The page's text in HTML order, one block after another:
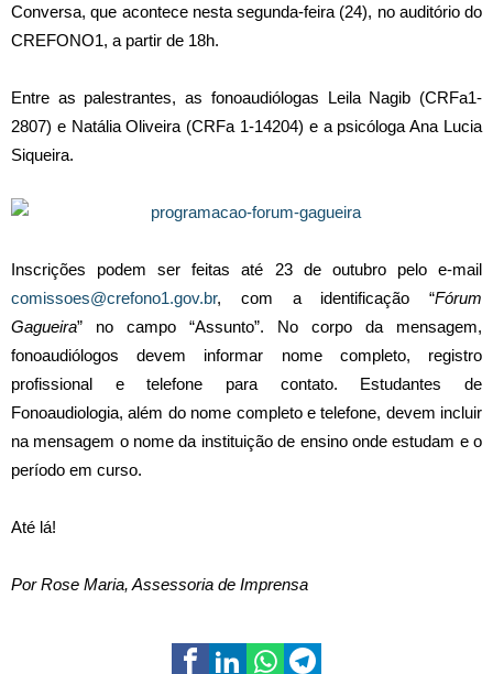
Conversa, que acontece nesta segunda-feira (24), no auditório do
CREFONO1, a partir de 18h.
Entre as palestrantes, as fonoaudiólogas Leila Nagib (CRFa1-
2807) e Natália Oliveira (CRFa 1-14204) e a psicóloga Ana Lucia
Siqueira.
Inscrições podem ser feitas até 23 de outubro pelo e-mail
comissoes@crefono1.gov.br, com a identificação “Fórum
Gagueira” no campo “Assunto”. No corpo da mensagem,
fonoaudiólogos devem informar nome completo, registro
profissional e telefone para contato. Estudantes de
Fonoaudiologia, além do nome completo e telefone, devem incluir
na mensagem o nome da instituição de ensino onde estudam e o
período em curso.
Até lá!
Por Rose Maria, Assessoria de Imprensa